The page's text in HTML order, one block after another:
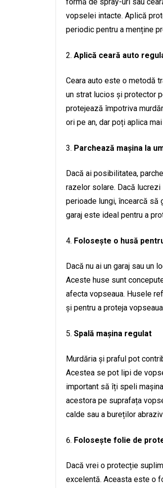
vopselei intacte. Aplică
periodic pentru a menține
Aplică ceară auto
Ceara auto este o metodă
un strat lucios și protector
protejează împotriva
ori pe an, dar poți aplica
Parchează mașina la
Dacă ai posibilitatea,
razelor solare. Dacă
perioade lungi, încearcă să
garaj este ideal pentru a
Folosește o husă
Dacă nu ai un garaj sau un
Aceste huse sunt
afecta vopseaua. Husele
și pentru a proteja
Spală mașina regulat
Murdăria și praful pot
Acestea se pot lipi de
important să îți speli
acestora pe suprafața
calde sau a bureților
Folosește folie de
Dacă vrei o protecție
excelentă. Aceasta este o